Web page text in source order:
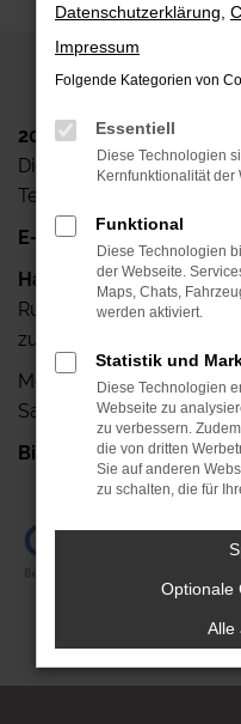
2024 Autohaus
Dieskaustr. 102, D-04249
Telefax: +49 341-42640-25
E-Mail:
info@autohaus-
Haben Sie noch Fragen?
Rufen Sie uns doch
zur Verfügung.
Mo.- Fr.: 7.00 Uhr bis
Sa.: 08.00 Uhr bis 13.00
Bis gleich! +49 341-
Datenschutzerklärung
Impressum
Folgende Kategorien von
Essentiell
Diese Technologien
Kernfunktionalität
Funktional
Diese Technologien
der Webseite.
Maps, Chats,
werden aktiviert.
Statistik und
Diese Technologien
Webseite zu
zu verbessern.
die von dritten
Sie auf anderen
zu schalten, die für
Optionale
Alle